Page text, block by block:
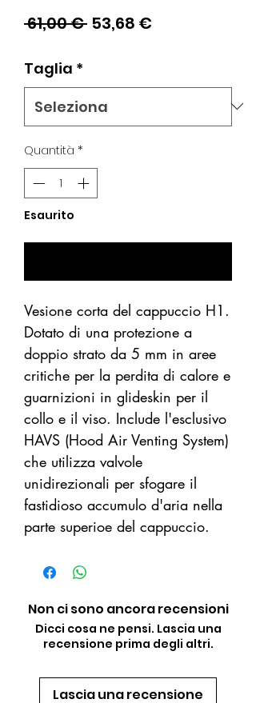
61,00 € Prezzo
53,68 €Prezzo
Taglia *
Quantità *
Esaurito
Vesione corta del cappuccio H1.
Dotato di una protezione a
doppio strato da 5 mm in aree
critiche per la perdita di calore e
guarnizioni in glideskin per il
collo e il viso. Include l'esclusivo
HAVS (Hood Air Venting System)
che utilizza valvole
unidirezionali per sfogare il
fastidioso accumulo d'aria nella
parte superioe del cappuccio.
Non ci sono ancora recensioni
Dicci cosa ne pensi. Lascia una
recensione prima degli altri.
Lascia una recensione